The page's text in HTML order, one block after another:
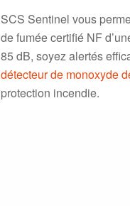
SCS Sentinel vous
de fumée certifié NF
85 dB, soyez alertés
détecteur de monoxyde
protection incendie.